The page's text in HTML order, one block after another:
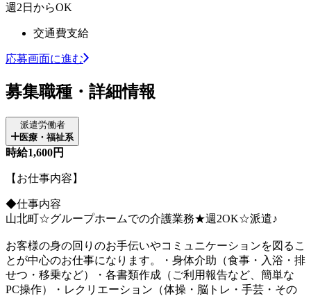
週2日からOK
交通費支給
応募画面に進む
募集職種・詳細情報
派遣労働者
医療・福祉系
時給1,600円
【お仕事内容】
◆仕事内容
山北町☆グループホームでの介護業務★週2OK☆派遣♪
お客様の身の回りのお手伝いやコミュニケーションを図るこ
とが中心のお仕事になります。・身体介助（食事・入浴・排
せつ・移乗など）・各書類作成（ご利用報告など、簡単な
PC操作）・レクリエーション（体操・脳トレ・手芸・その